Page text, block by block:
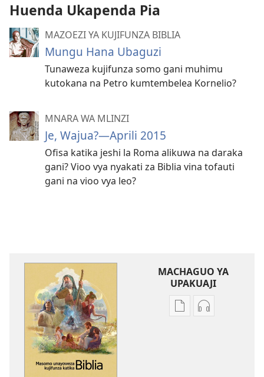
Huenda Ukapenda Pia
MAZOEZI YA KUJIFUNZA BIBLIA
Mungu Hana Ubaguzi
Tunaweza kujifunza somo gani muhimu
kutokana na Petro kumtembelea Kornelio?
MNARA WA MLINZI
Je, Wajua?​—Aprili 2015
Ofisa katika jeshi la Roma alikuwa na daraka
gani? Vioo vya nyakati za Biblia vina tofauti
gani na vioo vya leo?
MACHAGUO YA
UPAKUAJI
MbinuMbinu